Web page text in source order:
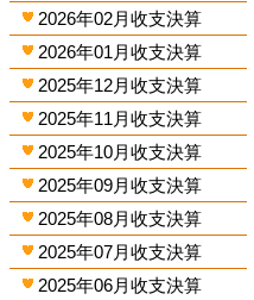
2026年02月收支決算
2026年01月收支決算
2025年12月收支決算
2025年11月收支決算
2025年10月收支決算
2025年09月收支決算
2025年08月收支決算
2025年07月收支決算
2025年06月收支決算